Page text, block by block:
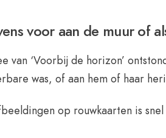
voor aan de muur of
van ‘Voorbij de horizon’
was, of aan hem of haar
op rouwkaarten is